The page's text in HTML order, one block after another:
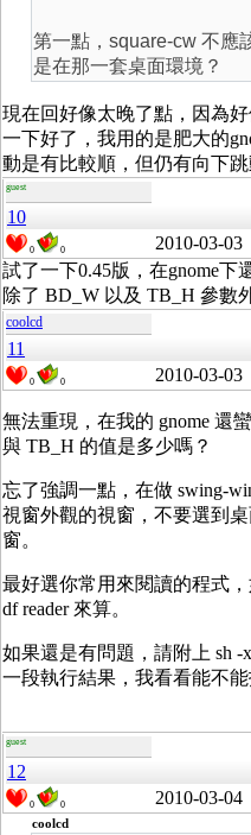
第一點，square-cw 不應
是在那一套桌面環境？
現在回好像太晚了點，因為
一下好了，我用的是肥大的
動是有比較順，但仍有向下跳
guest
10
0 0 2010-03-03
試了一下0.45版，在gnome下
除了 BD_W 以及 TB_H 參數
coolcd
11
0 0 2010-03-03
無法重現，在我的 gnome 還
與 TB_H 的值是多少嗎？
忘了強調一點，在做 swing-
視窗外觀的視窗，不要選到
窗。
最好選你常用來閱讀的程式，
df reader 來算。
如果還是有問題，請附上 sh -
一段執行結果，我看看能不能
guest
12
0 0 2010-03-04
coolcd